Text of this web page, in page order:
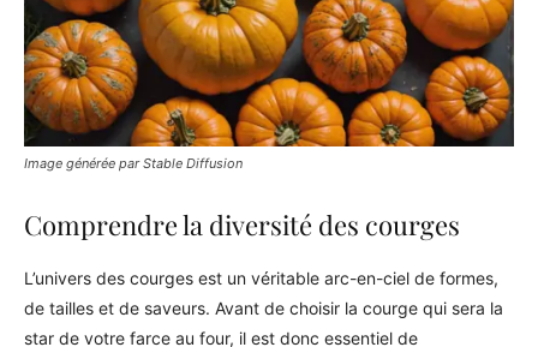
Image générée par Stable Diffusion
Comprendre la diversité des courges
L’univers des courges est un véritable arc-en-ciel de formes,
de tailles et de saveurs. Avant de choisir la courge qui sera la
star de votre farce au four, il est donc essentiel de